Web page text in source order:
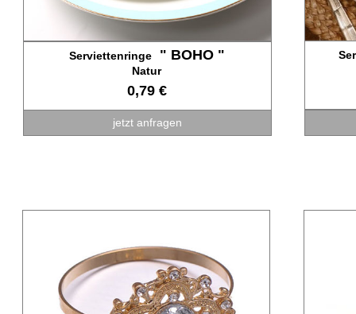
Serviettenringe" BOHO "
Natur
0,79 €
jetzt anfragen